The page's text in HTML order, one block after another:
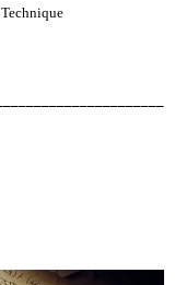
Technique (روش و تکنیک) : اغراق و بزرگنمایی